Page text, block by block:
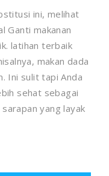
ini, melihat
Ganti makanan
latihan terbaik
makan dada
Ini sulit tapi Anda
sehat sebagai
yang layak